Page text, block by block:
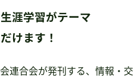
涯学習がテーマ
けます！
連合会が発刊する、情報・交